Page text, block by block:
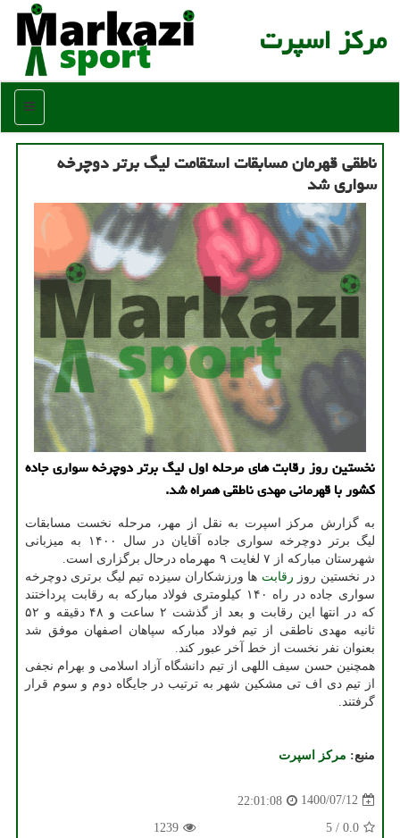
مركز اسپرت
منو
ناطقی قهرمان مسابقات استقامت لیگ برتر دوچرخه
سواری شد
نخستین روز رقابت های مرحله اول لیگ برتر دوچرخه سواری جاده
کشور با قهرمانی مهدی ناطقی همراه شد.
به گزارش مرکز اسپرت به نقل از مهر، مرحله نخست مسابقات
لیگ برتر دوچرخه سواری جاده آقایان در سال ۱۴۰۰ به میزبانی
شهرستان مبارکه از ۷ لغایت ۹ مهرماه درحال برگزاری است.
در نخستین روز رقابت ها ورزشکاران سیزده تیم لیگ برتری دوچرخه
سواری جاده در راه ۱۴۰ کیلومتری فولاد مبارکه به رقابت پرداختند
که در انتها این رقابت و بعد از گذشت ۲ ساعت و ۴۸ دقیقه و ۵۲
ثانیه مهدی ناطقی از تیم فولاد مبارکه سپاهان اصفهان موفق شد
بعنوان نفر نخست از خط آخر عبور کند.
همچنین حسن سیف اللهی از تیم دانشگاه آزاد اسلامی و بهرام نجفی
از تیم دی اف تی مشکین شهر به ترتیب در جایگاه دوم و سوم قرار
گرفتند.
منبع: مركز اسپرت
1400/07/12
22:01:08
0.0
/
5
1239